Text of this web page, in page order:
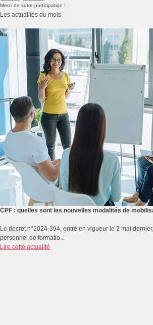
Merci de votre participation !
Les actualités du mois
CPF : quelles sont les nouvelles modalités de
Le décret n°2024-394, entré en vigueur le 2 mai
personnel de formatio...
Lire cette actualité